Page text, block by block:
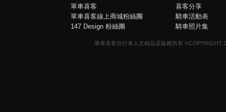
單車喜客
單車喜客線上商城粉絲團
147 Design 粉絲團
喜客分享
騎車活動表
騎車照片集
單車喜客自行車人文精品店版權所有